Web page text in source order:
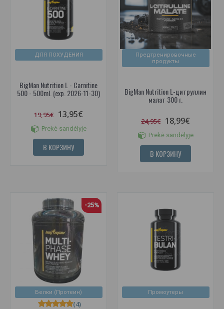
ДЛЯ ПОХУДЕНИЯ
BigMan Nutrition L - Carnitine
500 - 500ml. (exp. 2026-11-30)
19,95€ 13,95€
Prekė sandėlyje
В КОРЗИНУ
Предтренировочные
продукты
BigMan Nutrition L-цитруллин
малат 300 г.
24,95€ 18,99€
Prekė sandėlyje
В КОРЗИНУ
Белки (Протеин)
-25%
(4)
Промоутеры